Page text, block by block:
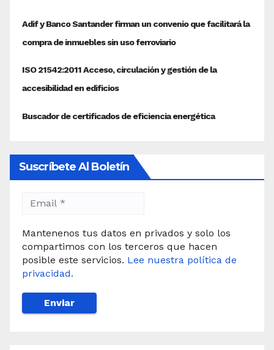
Suscríbete Al Boletín
Mantenenos tus datos en privados y solo los
compartimos con los terceros que hacen
posible este servicios. Lee nuestra política de
privacidad.